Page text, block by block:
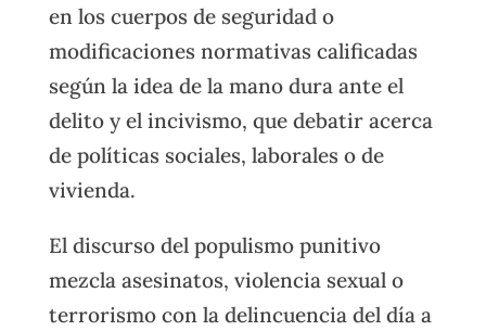
en los cuerpos de seguridad o
modificaciones normativas calificadas
según la idea de la mano dura ante el
delito y el incivismo, que debatir acerca
de políticas sociales, laborales o de
vivienda.
El discurso del populismo punitivo
mezcla asesinatos, violencia sexual o
terrorismo con la delincuencia del día a